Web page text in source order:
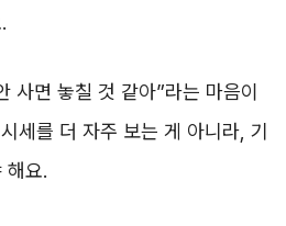
사면 놓칠 것 같아”라는 마음이
세를 더 자주 보는 게 아니라, 기
해요.